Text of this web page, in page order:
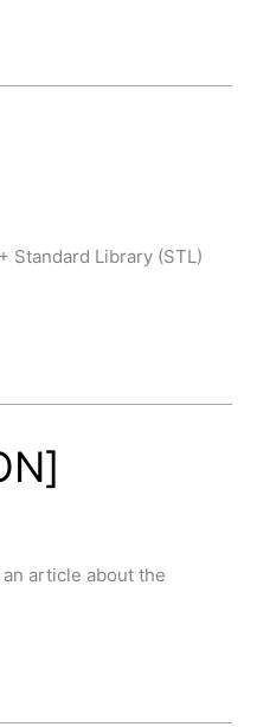
Standard Library (STL)
an article about the